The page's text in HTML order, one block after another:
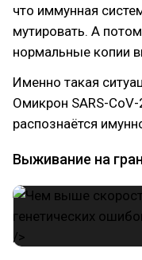
что иммунная
мутировать. А
нормальные копии
Именно такая
Омикрон SARS-
распознаётся
Выживание на